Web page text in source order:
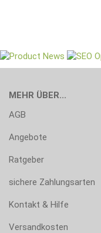
MEHR ÜBER...
AGB
Angebote
Ratgeber
sichere Zahlungsarten
Kontakt & Hilfe
Versandkosten